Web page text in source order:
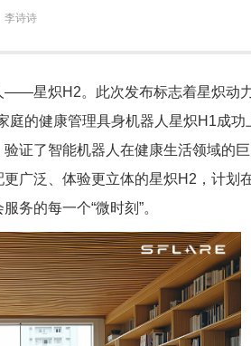
李诗诗
——星炽H2。此次发布标志着星炽动
的健康管理具身机器人星炽H1成功
证了智能机器人在健康生活领域的
广泛、体验更立体的星炽H2，计划
务的每一个“微时刻”。